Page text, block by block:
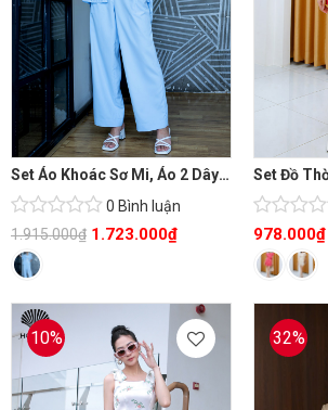
Set Áo Khoác Sơ Mi, Áo 2 Dây Và Quần Culottes
0 Bình luận
1.915.000₫ 1.723.000₫ 978.000₫
10% 32%